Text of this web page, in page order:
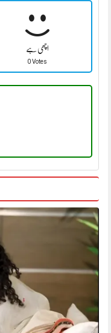
اچھی ہے
0 Votes